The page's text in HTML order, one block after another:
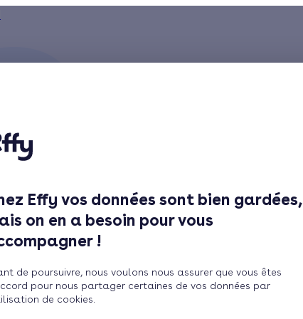
Effy vos données sont bien gardées,
on en a besoin pour vous
!
de poursuivre, nous voulons nous assurer que vous êtes
pour nous partager certaines de vos données par
de cookies.